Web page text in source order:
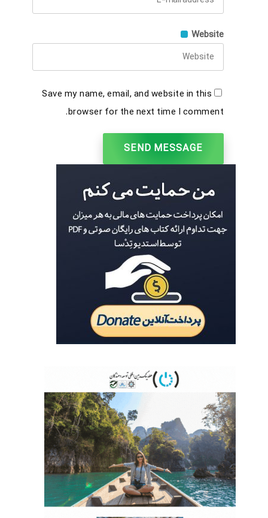
Website
Save my name, email, and website in this
browser for the next time I comment.